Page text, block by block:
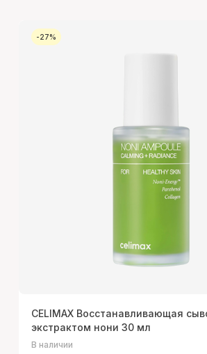
-27%
CELIMAX Восстанавливающая
экстрактом нони 30 мл
В наличии